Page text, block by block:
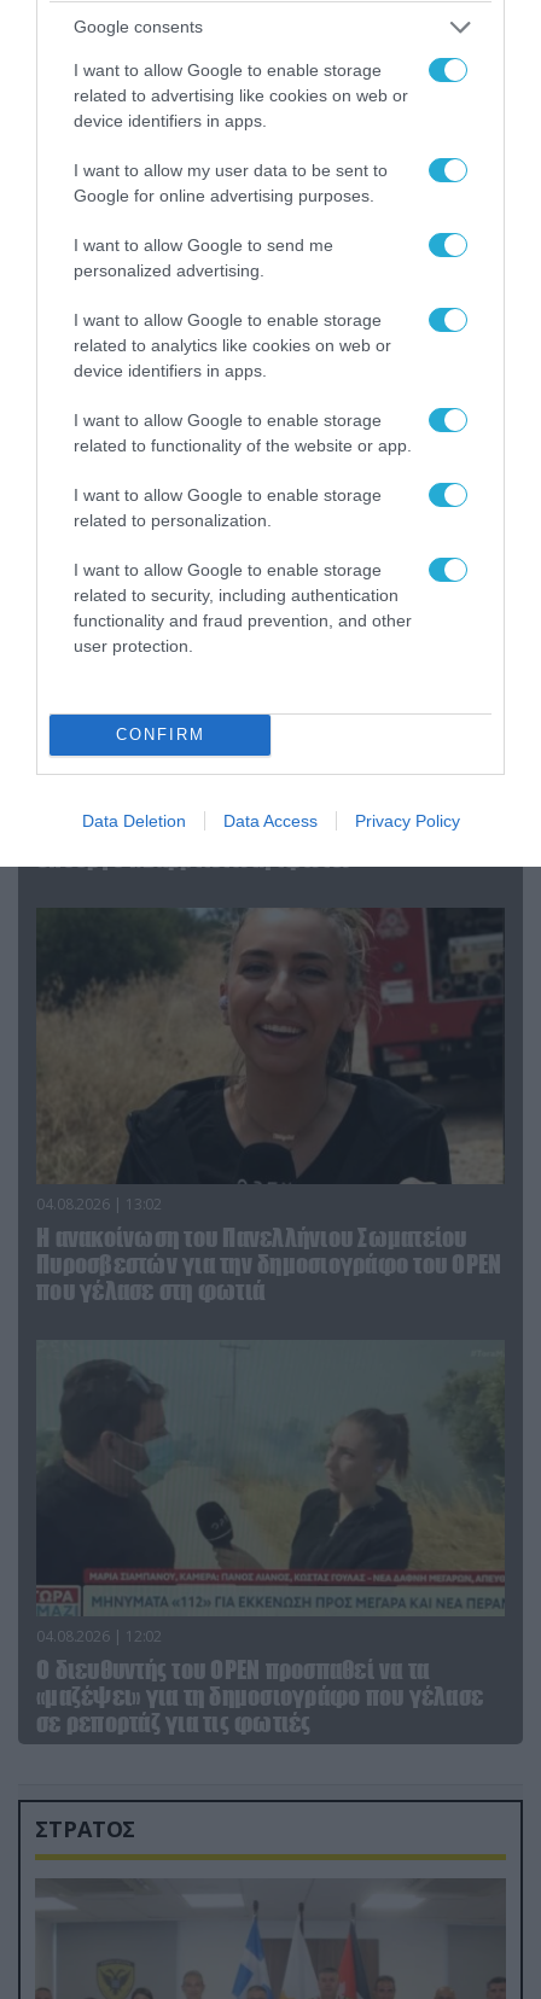
Google consents
I want to allow Google to enable storage
related to advertising like cookies on web or
device identifiers in apps.
I want to allow my user data to be sent to
Google for online advertising purposes.
I want to allow Google to send me
personalized advertising.
I want to allow Google to enable storage
related to analytics like cookies on web or
device identifiers in apps.
I want to allow Google to enable storage
related to functionality of the website or app.
I want to allow Google to enable storage
related to personalization.
I want to allow Google to enable storage
related to security, including authentication
functionality and fraud prevention, and other
user protection.
CONFIRM
Data Deletion Data Access Privacy Policy
αντικείμενα από κοινόχρηστους χώρους
06.08.2026 | 09:03
τα ζώα που χάθηκαν στις πυρκαγιές της
Αττικής (φωτο)
Αυτή την ώρα το τελευταίο «αντίο» στον πρώην
04.08.2026 | 13:02
Η ανακοίνωση του Πανελλήνιου Σωματείου
Πυροσβεστών για την δημοσιογράφο του OPEN
που γέλασε στη φωτιά
04.08.2026 | 12:02
O διευθυντής του OPEN προσπαθεί να τα
«μαζέψει» για τη δημοσιογράφο που γέλασε
σε ρεπορτάζ για τις φωτιές
ΣΤΡΑΤΟΣ